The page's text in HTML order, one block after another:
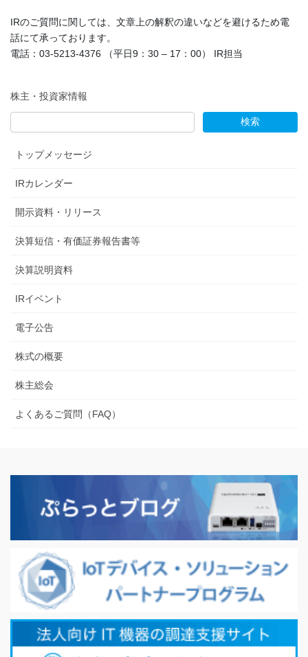
IRのご質問に関しては、文章上の解釈の違いなどを避けるため電
話にて承っております。
電話：03-5213-4376 （平日9：30 – 17：00） IR担当
株主・投資家情報
トップメッセージ
IRカレンダー
開示資料・リリース
決算短信・有価証券報告書等
決算説明資料
IRイベント
電子公告
株式の概要
株主総会
よくあるご質問（FAQ）